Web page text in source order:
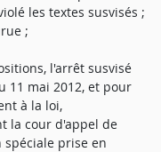
les textes susvisés ;
;
l'arrêt susvisé
11 mai 2012, et pour
à la loi,
la cour d'appel de
spéciale prise en